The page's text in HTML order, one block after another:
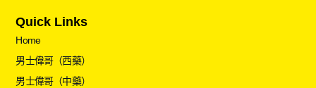
Quick Links
Home
男士偉哥（西藥）
男士偉哥（中藥）